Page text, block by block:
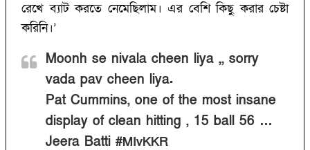
রেখে ব্যাট করতে নেমেছিলাম। এর বেশি কিছু করার চেষ্টা
করিনি।’‌
Moonh se nivala cheen liya ,, sorry
vada pav cheen liya.
Pat Cummins, one of the most insane
display of clean hitting , 15 ball 56 …
Jeera Batti #MIvKKR